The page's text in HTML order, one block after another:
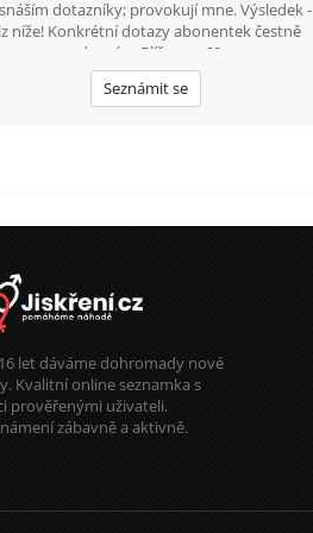
dotazníky; provokují mne. Výsledek -
níže! Konkrétní dotazy abonentek čestně
zodpovím. Blíženec, 60+
Seznámit se
let dáváme dohromady nové
Kvalitní online seznamka s
prověřenými uživateli.
zábavně a aktivně.